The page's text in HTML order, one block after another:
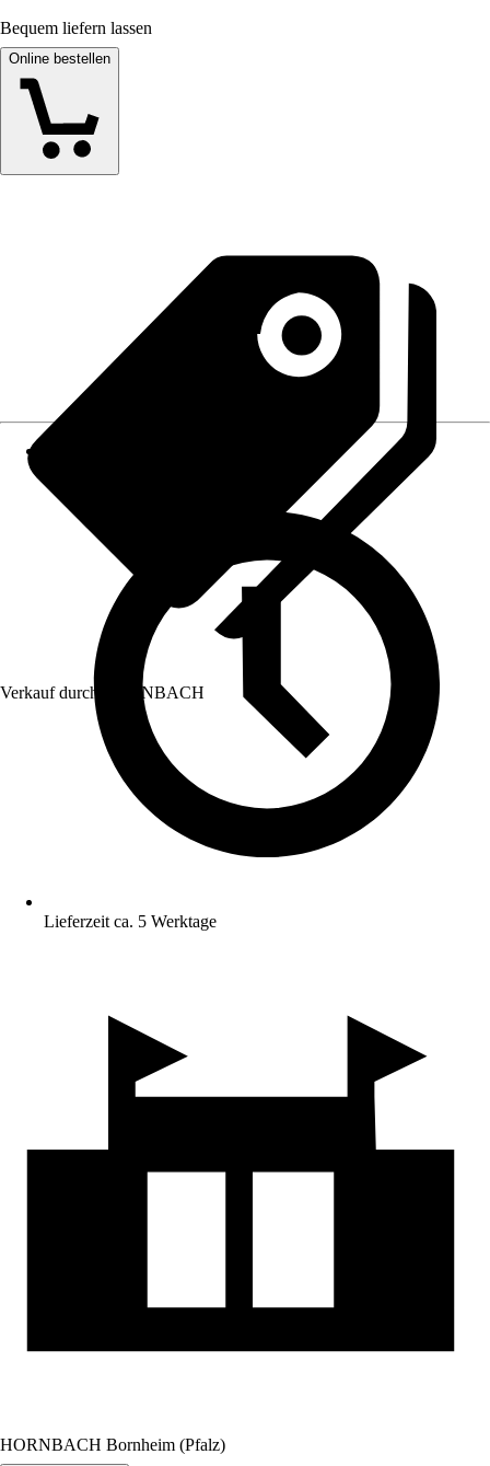
Bequem liefern lassen
Online bestellen
Verkauf durch: HORNBACH
Lieferzeit ca. 5 Werktage
HORNBACH Bornheim (Pfalz)